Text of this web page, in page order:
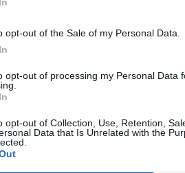
opt-out of the Sale of my Personal Data.
opt-out of processing my Personal Data
opt-out of Collection, Use, Retention,
Data that Is Unrelated with the
son desoladores.
estudios tecnológicos
asegura que sólo el 28% de
matriculados en las
ingeniería y matemáticas por
empresas tecnológicas menos